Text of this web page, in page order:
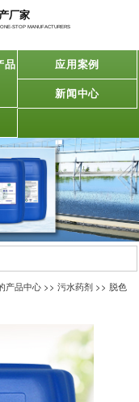
厂家
STOP MANUFACTURERS
品
应用案例
新闻中心
产品中心 >>污水药剂 >> 脱色